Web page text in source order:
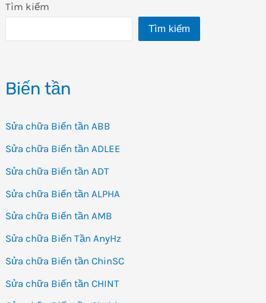
Tìm kiếm
Tìm kiếm
Biến tần
Sửa chữa Biến tần ABB
Sửa chữa Biến tần ADLEE
Sửa chữa Biến tần ADT
Sửa chữa Biến tần ALPHA
Sửa chữa Biến tần AMB
Sửa chữa Biến Tần AnyHz
Sửa chữa Biến tần ChinSC
Sửa chữa Biến tần CHINT
bán
FST